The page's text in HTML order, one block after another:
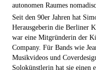
autonomen Raumes
Seit den 90er Jahren hat
Herausgeberin die Berliner
war eine Mitgründerin der
Company. Für Bands wie
Musikvideos und
Solokünstlerin hat sie einen